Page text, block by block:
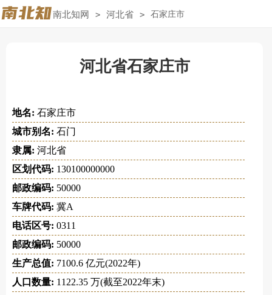
南北知网 > 河北省 > 石家庄市
河北省石家庄市
地名: 石家庄市
城市别名: 石门
隶属: 河北省
区划代码: 130100000000
邮政编码: 50000
车牌代码: 冀A
电话区号: 0311
邮政编码: 50000
生产总值: 7100.6 亿元(2022年)
人口数量: 1122.35 万(截至2022年末)